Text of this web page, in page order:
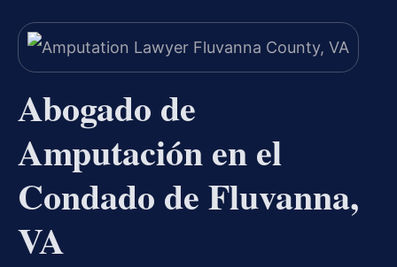
Abogado de
Amputación en el
Condado de Fluvanna,
VA